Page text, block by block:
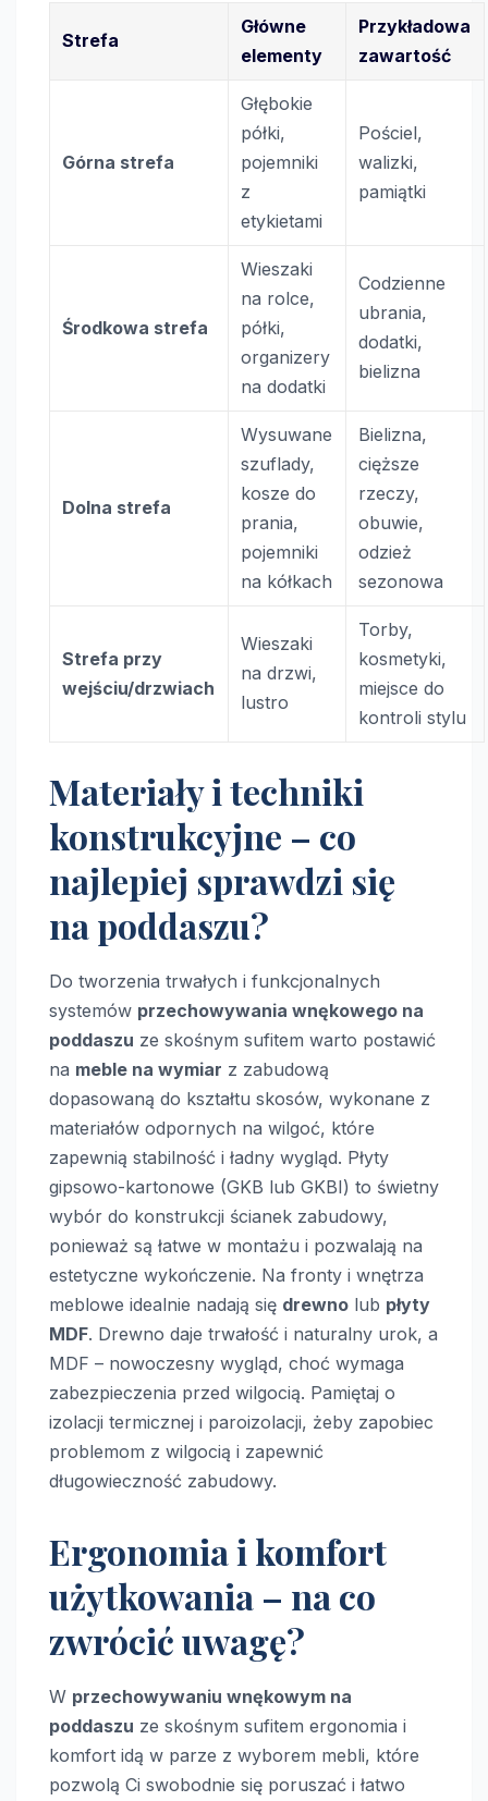
Strefa
Główne
elementy
Przykładowa
zawartość
Górna strefa
Głębokie
półki,
pojemniki
z
etykietami
Pościel,
walizki,
pamiątki
Środkowa strefa
Wieszaki
na rolce,
półki,
organizery
na dodatki
Codzienne
ubrania,
dodatki,
bielizna
Dolna strefa
Wysuwane
szuflady,
kosze do
prania,
pojemniki
na kółkach
Bielizna,
cięższe
rzeczy,
obuwie,
odzież
sezonowa
Strefa przy
wejściu/drzwiach
Wieszaki
na drzwi,
lustro
Torby,
kosmetyki,
miejsce do
kontroli stylu
Materiały i techniki
konstrukcyjne – co
najlepiej sprawdzi się
na poddaszu?
Do tworzenia trwałych i funkcjonalnych
systemów przechowywania wnękowego na
poddaszu ze skośnym sufitem warto postawić
na meble na wymiar z zabudową
dopasowaną do kształtu skosów, wykonane z
materiałów odpornych na wilgoć, które
zapewnią stabilność i ładny wygląd. Płyty
gipsowo-kartonowe (GKB lub GKBI) to świetny
wybór do konstrukcji ścianek zabudowy,
ponieważ są łatwe w montażu i pozwalają na
estetyczne wykończenie. Na fronty i wnętrza
meblowe idealnie nadają się drewno lub płyty
MDF. Drewno daje trwałość i naturalny urok, a
MDF – nowoczesny wygląd, choć wymaga
zabezpieczenia przed wilgocią. Pamiętaj o
izolacji termicznej i paroizolacji, żeby zapobiec
problemom z wilgocią i zapewnić
długowieczność zabudowy.
Ergonomia i komfort
użytkowania – na co
zwrócić uwagę?
W przechowywaniu wnękowym na
poddaszu ze skośnym sufitem ergonomia i
komfort idą w parze z wyborem mebli, które
pozwolą Ci swobodnie się poruszać i łatwo